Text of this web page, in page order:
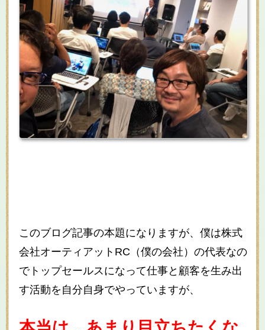
このブログ記事の本題になりますが、僕は株式
会社オーティアットRC（僕の会社）の代表なの
でトップセールスになって仕事と顧客を生み出
す活動を自分自身でやっていますが、